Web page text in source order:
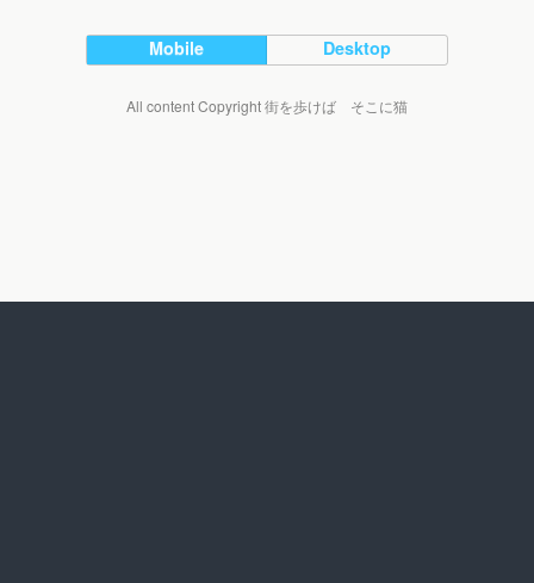
Mobile Desktop
All content Copyright 街を歩けば そこに猫